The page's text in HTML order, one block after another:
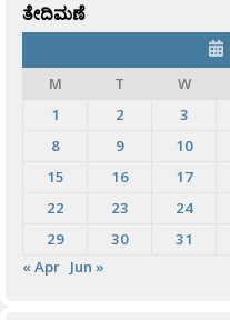
ತೇದಿಮಣೆ
M
T W
1
2 3
8
9 10
15
16 17
22
23 24
29
30
31
« Apr Jun »